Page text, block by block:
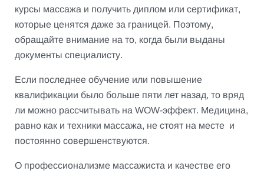
курсы массажа и получить диплом или сертификат,
которые ценятся даже за границей. Поэтому,
обращайте внимание на то, когда были выданы
документы специалисту.
Если последнее обучение или повышение
квалификации было больше пяти лет назад, то вряд
ли можно рассчитывать на WOW-эффект. Медицина,
равно как и техники массажа, не стоят на месте и
постоянно совершенствуются.
О профессионализме массажиста и качестве его